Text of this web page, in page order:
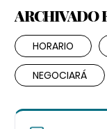
ARCHIVADO
HORARIO
NEGOCIARÁ